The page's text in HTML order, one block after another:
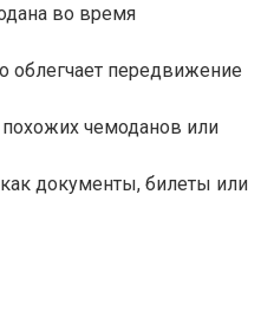
во время
облегчает передвижение
чемоданов или
документы, билеты или